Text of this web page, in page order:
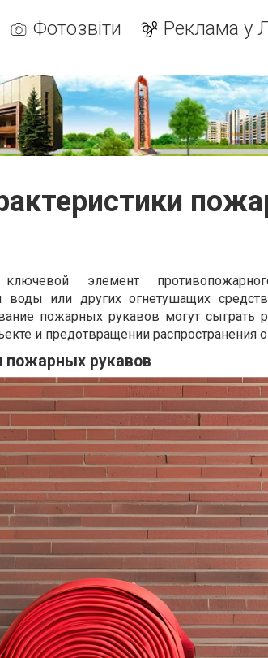
Фотозвіти Реклама у
элемент
воды или других огнетушащих
пожарных рукавов могут
и предотвращении распространения
пожарных рукавов